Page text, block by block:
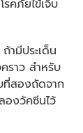
คภัยไข้เจ็บ
ามีประเด็น
ราว สำหรับ
ที่สองถัดจาก
งวัคซีนไว้